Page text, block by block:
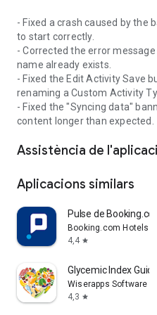
Si tens dubtes sobre el teu
diabetis, contacta amb el teu
- Fixed a crash caused by the
to start correctly.
- Corrected the error
name already exists.
- Fixed the Edit Activity Save
renaming a Custom Activity
- Fixed the "Syncing data"
content longer than expected.
Assistència de
Aplicacions similars
Pulse de Booking.com
Booking.com Hotels
4,4 star
Glycemic Index
Wiserapps Software
4,3 star